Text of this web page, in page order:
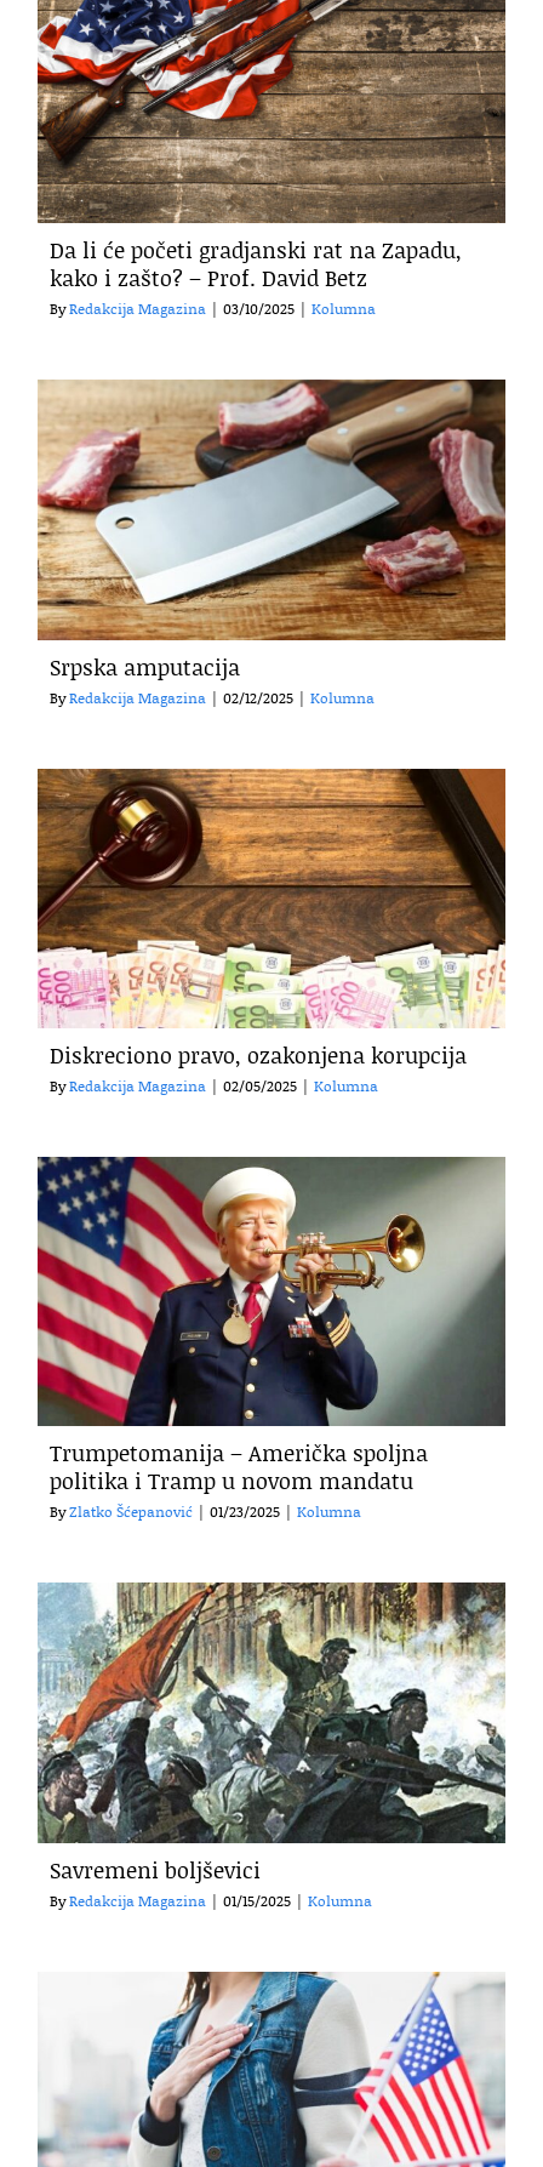
Da li će početi gradjanski rat na Zapadu,
kako i zašto? – Prof. David Betz
ByRedakcija Magazina | 03/10/2025 | Kolumna
Srpska amputacija
ByRedakcija Magazina | 02/12/2025 | Kolumna
Diskreciono pravo, ozakonjena korupcija
ByRedakcija Magazina | 02/05/2025 | Kolumna
Trumpetomanija – Američka spoljna
politika i Tramp u novom mandatu
ByZlatko Šćepanović | 01/23/2025 | Kolumna
Savremeni boljševici
ByRedakcija Magazina | 01/15/2025 | Kolumna